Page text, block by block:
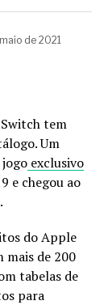
de 2021
tem
Um
jogo exclusivo
e chegou ao
do Apple
mais de 200
tabelas de
para